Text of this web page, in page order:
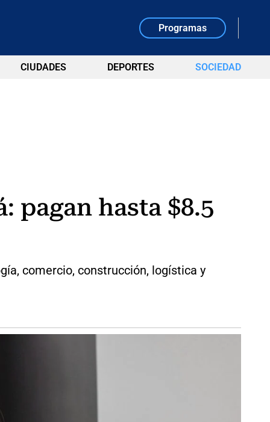
Programas
CIUDADES DEPORTES SOCIEDAD
pagan hasta $8.5
comercio, construcción, logística y